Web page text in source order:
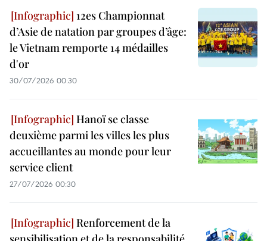
12es Championnat
d’Asie de natation par groupes d’âge:
le Vietnam remporte 14 médailles
d'or
30/07/2026 00:30
Hanoï se classe
deuxième parmi les villes les plus
accueillantes au monde pour leur
service client
27/07/2026 00:30
Renforcement de la